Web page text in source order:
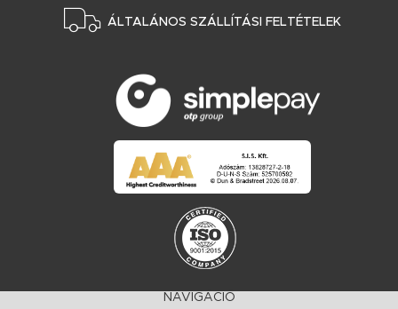
ÁLTALÁNOS SZÁLLÍTÁSI FELTÉTELEK
NAVIGÁCIÓ